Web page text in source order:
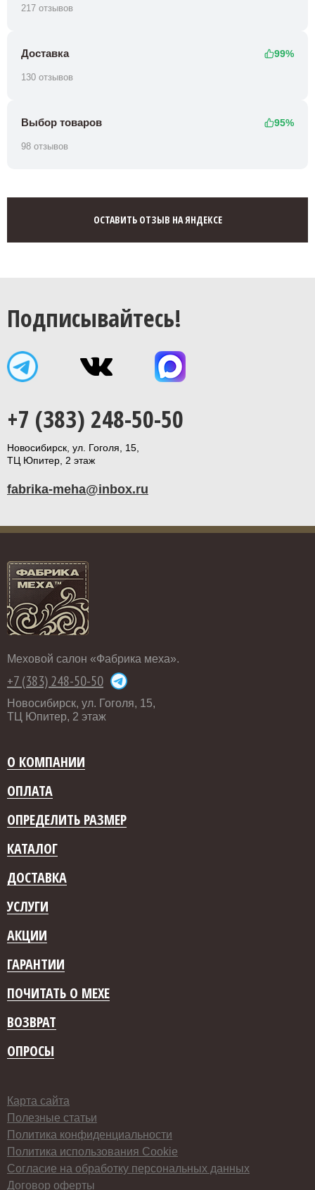
217 отзывов
Доставка 99%
130 отзывов
Выбор товаров 95%
98 отзывов
ОСТАВИТЬ ОТЗЫВ НА ЯНДЕКСЕ
Подписывайтесь!
+7 (383) 248-50-50
Новосибирск, ул. Гоголя, 15,
ТЦ Юпитер, 2 этаж
fabrika-meha@inbox.ru
Меховой салон «Фабрика меха».
+7 (383) 248-50-50
Новосибирск, ул. Гоголя, 15,
ТЦ Юпитер, 2 этаж
О КОМПАНИИ
ОПЛАТА
ОПРЕДЕЛИТЬ РАЗМЕР
КАТАЛОГ
ДОСТАВКА
УСЛУГИ
АКЦИИ
ГАРАНТИИ
ПОЧИТАТЬ О МЕХЕ
ВОЗВРАТ
ОПРОСЫ
Карта сайта
Полезные статьи
Политика конфиденциальности
Политика использования Cookie
Согласие на обработку персональных данных
Договор оферты